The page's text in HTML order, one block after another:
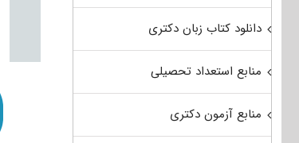
دانلود کتاب زبان دکتری
منابع استعداد تحصیلی
منابع آزمون دکتری